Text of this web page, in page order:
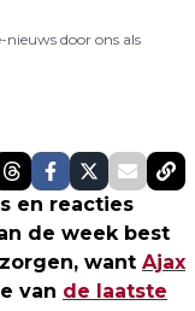
door ons als
en reacties
de week best
want Ajax
van de laatste